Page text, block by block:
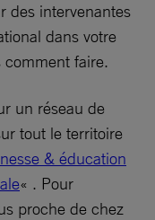
des intervenantes
dans votre
comment faire.
un réseau de
tout le territoire
& éducation
« . Pour
proche de chez